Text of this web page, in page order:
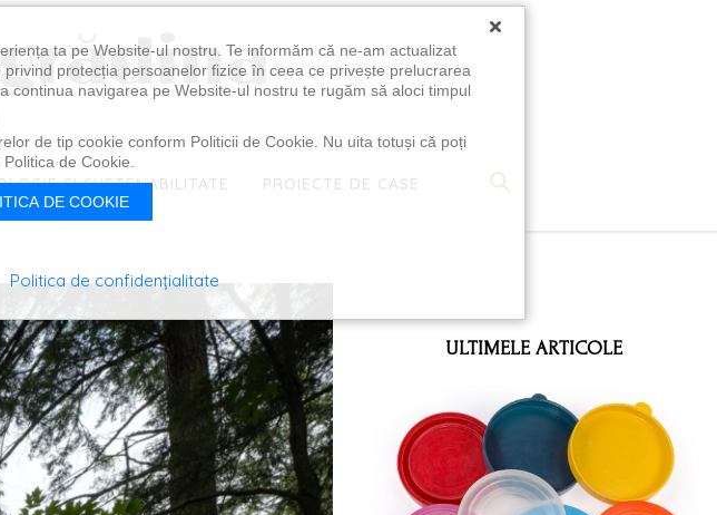
ȘI SUSTENABILITATE PROIECTE DE CASE
ULTIMELE ARTICOLE
×
ta pe Website-ul nostru. Te informăm că ne-am actualizat
protecția persoanelor fizice în ceea ce privește prelucrarea
navigarea pe Website-ul nostru te rugăm să aloci timpul
de tip cookie conform Politicii de Cookie. Nu uita totuși că poți
de Cookie.
DE COOKIE
Politica de confidențialitate